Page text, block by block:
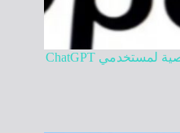
أوبن إيه آي تلغي قيود المحادثات النصية لمستخدمي ChatGPT